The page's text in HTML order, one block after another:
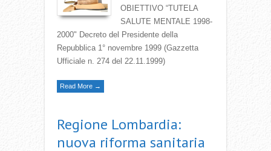
OBIETTIVO “TUTELA
SALUTE MENTALE 1998-
2000" Decreto del Presidente della
Repubblica 1° novembre 1999 (Gazzetta
Ufficiale n. 274 del 22.11.1999)
Read More →
Regione Lombardia:
nuova riforma sanitaria